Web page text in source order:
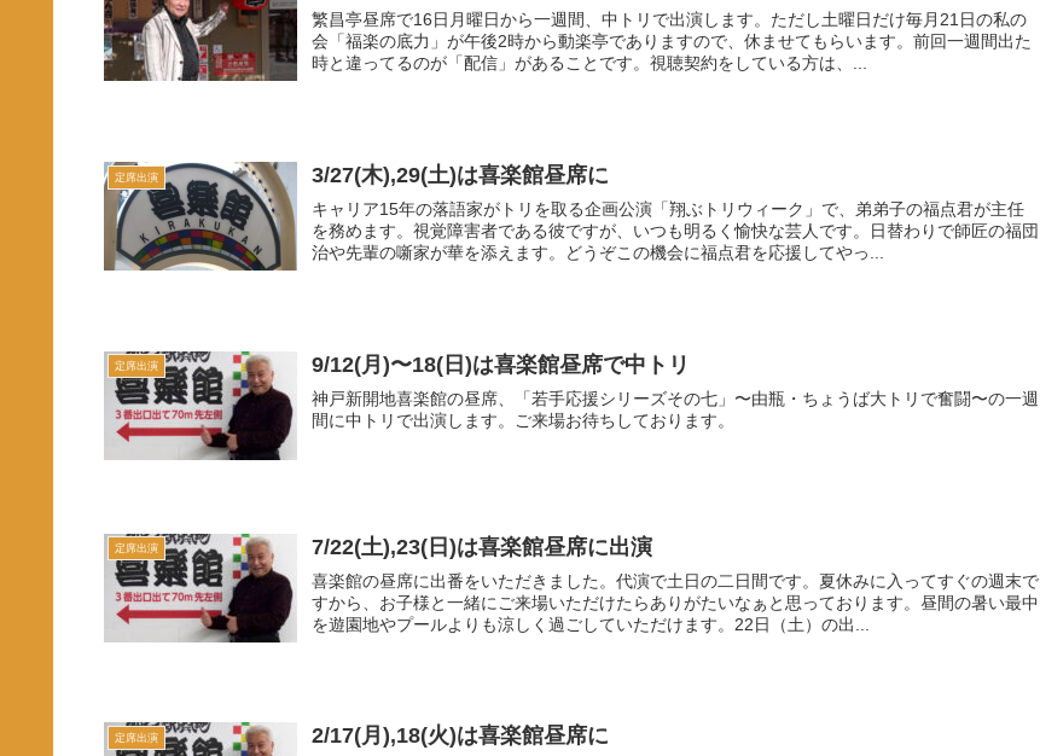
繁昌亭昼席で16日月曜日から一週間、中トリで出演します。ただし土曜日だけ毎月21日の私の
会「福楽の底力」が午後2時から動楽亭でありますので、休ませてもらいます。前回一週間出た
時と違ってるのが「配信」があることです。視聴契約をしている方は、...
定席出演 3/27(木),29(土)は喜楽館昼席に
キャリア15年の落語家がトリを取る企画公演「翔ぶトリウィーク」で、弟弟子の福点君が主任
を務めます。視覚障害者である彼ですが、いつも明るく愉快な芸人です。日替わりで師匠の福団
治や先輩の噺家が華を添えます。どうぞこの機会に福点君を応援してやっ...
定席出演 9/12(月)〜18(日)は喜楽館昼席で中トリ
神戸新開地喜楽館の昼席、「若手応援シリーズその七」〜由瓶・ちょうば大トリで奮闘〜の一週
間に中トリで出演します。ご来場お待ちしております。
定席出演 7/22(土),23(日)は喜楽館昼席に出演
喜楽館の昼席に出番をいただきました。代演で土日の二日間です。夏休みに入ってすぐの週末で
すから、お子様と一緒にご来場いただけたらありがたいなぁと思っております。昼間の暑い最中
を遊園地やプールよりも涼しく過ごしていただけます。22日（土）の出...
定席出演 2/17(月),18(火)は喜楽館昼席に